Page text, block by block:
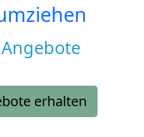
erhalten